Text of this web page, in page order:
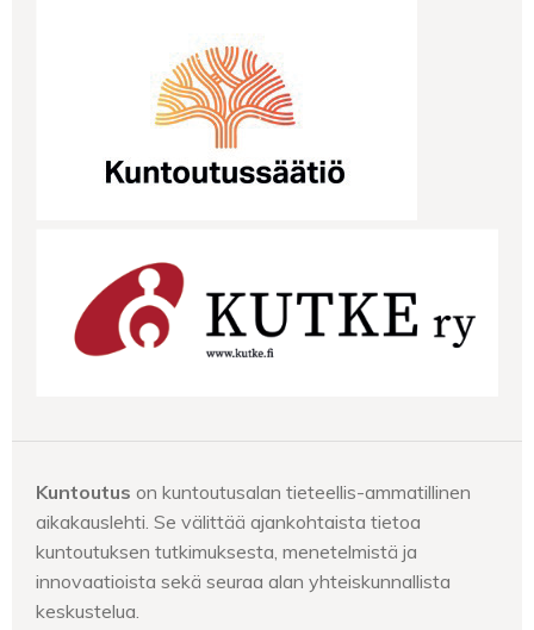
Kuntoutus on kuntoutusalan tieteellis-ammatillinen
aikakauslehti. Se välittää ajankohtaista tietoa
kuntoutuksen tutkimuksesta, menetelmistä ja
innovaatioista sekä seuraa alan yhteiskunnallista
keskustelua.